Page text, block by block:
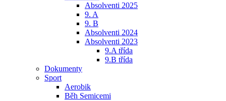
Absolventi 2025
9. A
9. B
Absolventi 2024
Absolventi 2023
9.A třída
9.B třída
Dokumenty
Sport
Aerobik
Běh Semicemi